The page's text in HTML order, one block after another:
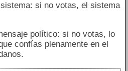
si no votas, el sistema
político: si no votas, lo
confías plenamente en el